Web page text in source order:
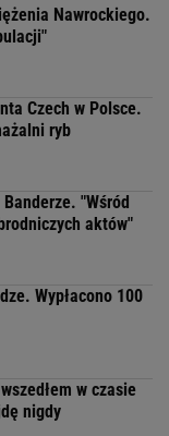
Nawrockiego.
Czech w Polsce.
ryb
"Wśród
aktów"
Wypłacono 100
w czasie
nigdy